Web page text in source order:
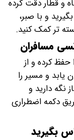
و قطار دقت کرده
و با صبر،
تر کمک کنید.
مسافران
کرده و از
یابد و مسیر را
نگه دارید و
دکمه اضطراری
بگیرید